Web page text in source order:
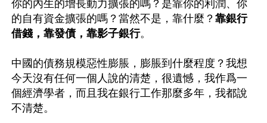
你的內生的增長動力擴張的嗎？是靠你的利潤、你
的自有資金擴張的嗎？當然不是，靠什麼？ 靠銀行
借錢，靠發債，靠影子銀行。
中國的債務規模惡性膨脹，膨脹到什麼程度？我想
今天沒有任何一個人說的清楚，很遺憾，我作爲一
個經濟學者，而且我在銀行工作那麼多年，我都說
不清楚。